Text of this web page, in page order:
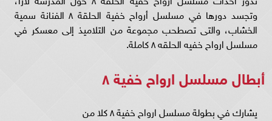
وتجسد دورها في مسلسل أرواح خفية الحلقة ٨ الفنانة سمية
الخشاب، والتى تصطحب مجموعة من التلاميذ إلى معسكر في
مسلسل ارواح خفيه الحلقه ٨ كاملة.
أبطال مسلسل ارواح خفية ٨
يشارك في بطولة مسلسل ارواح خفية ٨ كلا من